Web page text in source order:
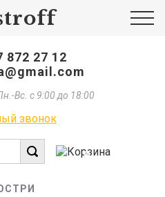
872 27 12
Вс. с 9:00 до 18:00
звонок
0